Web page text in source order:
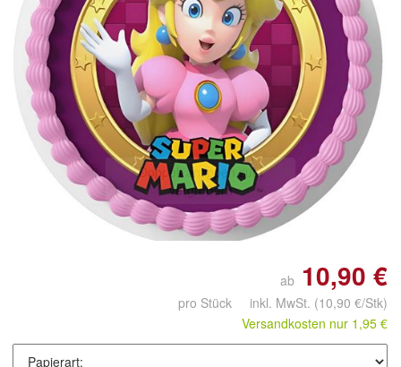
Doppelt antippen zum
vergrößern
ab 10,90 €
pro Stück inkl. MwSt. (10,90 €/Stk)
Versandkosten nur 1,95 €